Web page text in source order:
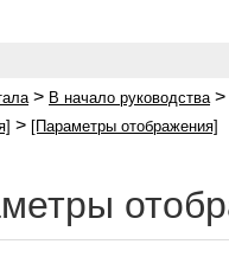
> В начало руководства >
> [Параметры отображения]